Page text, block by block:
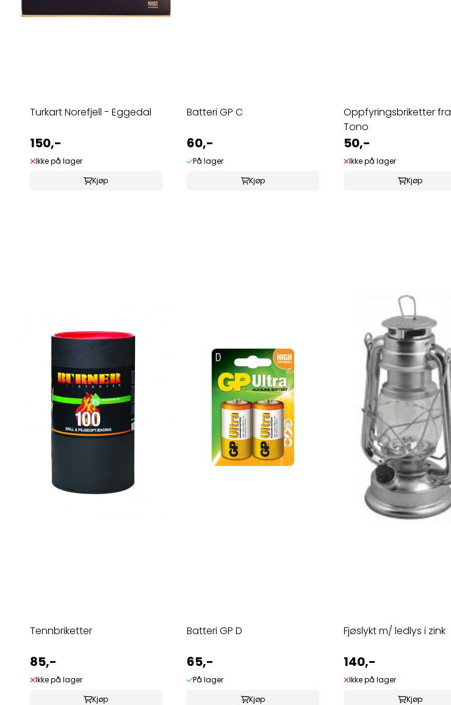
Turkart Norefjell - Eggedal
150,-
Ikke på lager
Kjøp
Batteri GP C
60,-
På lager
Kjøp
Oppfyringsbriketter fra
Tono
50,-
Ikke på lager
Kjøp
Tennbriketter
85,-
Ikke på lager
Kjøp
Batteri GP D
65,-
På lager
Kjøp
Fjøslykt m/ ledlys i zink
140,-
Ikke på lager
Kjøp